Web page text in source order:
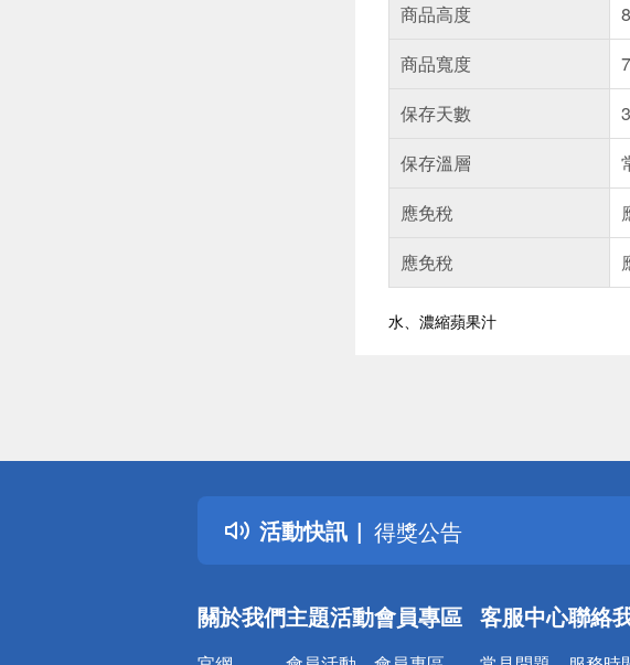
商品高度
商品寬度
保存天數
保存溫層
應免稅
應免稅
水、濃縮蘋果汁
活動快訊
詐騙網頁！請小心！
得獎公告
熱門話題
銀行優惠
詐騙網頁！請小心！
關於我們主題活動會員專區 客服中心聯絡